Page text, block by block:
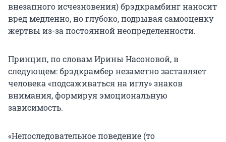
внезапного исчезновения) брэдкрамбинг наносит
вред медленно, но глубоко, подрывая самооценку
жертвы из-за постоянной неопределенности.
Принцип, по словам Ирины Насоновой, в
следующем: брэдкрамбер незаметно заставляет
человека «подсаживаться на иглу» знаков
внимания, формируя эмоциональную
зависимость.
«Непоследовательное поведение (то